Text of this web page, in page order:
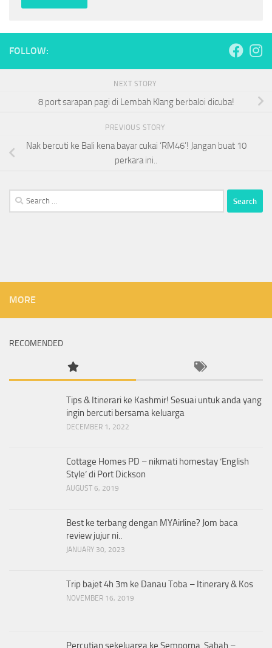
FOLLOW:
NEXT STORY
8 port sarapan pagi di Lembah Klang berbaloi dicuba!
PREVIOUS STORY
Nak bercuti ke Bali kena bayar cukai ‘RM46’! Jangan buat 10
perkara ini..
Search
for:
MORE
RECOMENDED
Tips & Itinerari ke Kashmir! Sesuai untuk anda yang
ingin bercuti bersama keluarga
DECEMBER 1, 2022
Cottage Homes PD – nikmati homestay ‘English
Style’ di Port Dickson
AUGUST 6, 2019
Best ke terbang dengan MYAirline? Jom baca
review jujur ni..
JANUARY 30, 2023
Trip bajet 4h 3m ke Danau Toba – Itinerary & Kos
NOVEMBER 16, 2019
Percutian sekeluarga ke Semporna, Sabah –